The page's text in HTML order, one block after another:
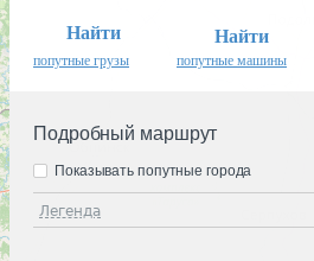
Найти
попутные грузы
Найти
попутные машины
Подробный маршрут
Легенда
Показывать попутные города